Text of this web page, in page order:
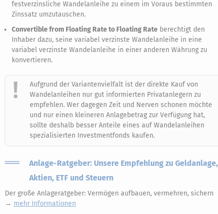
festverzinsliche Wandelanleihe zu einem im Voraus bestimmten
Zinssatz umzutauschen.
Convertible from Floating Rate to Floating Rate berechtigt den
Inhaber dazu, seine variabel verzinste Wandelanleihe in eine
variabel verzinste Wandelanleihe in einer anderen Währung zu
konvertieren.
Aufgrund der Variantenvielfalt ist der direkte Kauf von
Wandelanleihen nur gut informierten Privatanlegern zu
empfehlen. Wer dagegen Zeit und Nerven schonen möchte
und nur einen kleineren Anlagebetrag zur Verfügung hat,
sollte deshalb besser Anteile eines auf Wandelanleihen
spezialisierten Investmentfonds kaufen.
Anlage-Ratgeber: Unsere Empfehlung zu Geldanlage,
Aktien, ETF und Steuern
Der große Anlageratgeber: Vermögen aufbauen, vermehren, sichern
→ mehr Informationen